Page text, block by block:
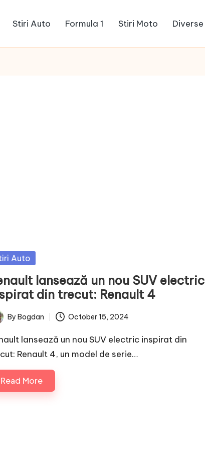
Stiri Auto Formula 1 Stiri Moto Diverse
Auto
lansează un nou SUV electric
din trecut: Renault 4
By Bogdan October 15, 2024
lansează un nou SUV electric inspirat din
Renault 4, un model de serie…
Read More